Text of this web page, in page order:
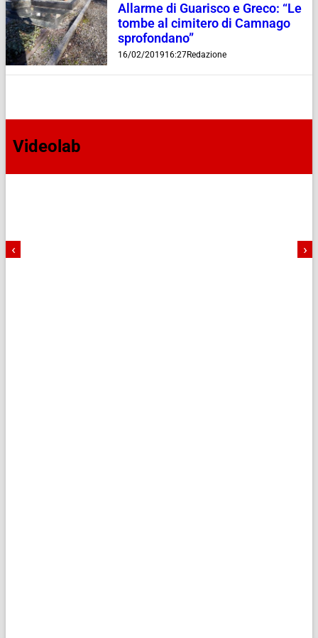
Allarme di Guarisco e Greco: “Le
tombe al cimitero di Camnago
sprofondano”
16/02/201916:27Redazione
Videolab
‹ ›